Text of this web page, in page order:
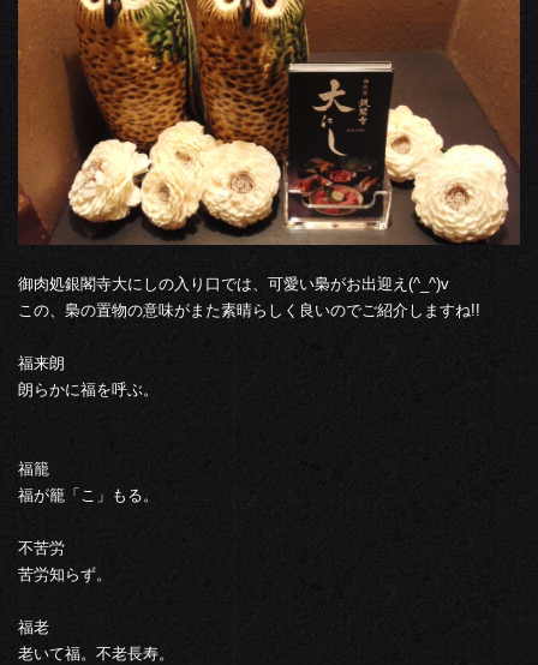
御肉処銀閣寺大にしの入り口では、可愛い梟がお出迎え(^_^)v
この、梟の置物の意味がまた素晴らしく良いのでご紹介しますね!!
福来朗
朗らかに福を呼ぶ。
福籠
福が籠「こ」もる。
不苦労
苦労知らず。
福老
老いて福。不老長寿。